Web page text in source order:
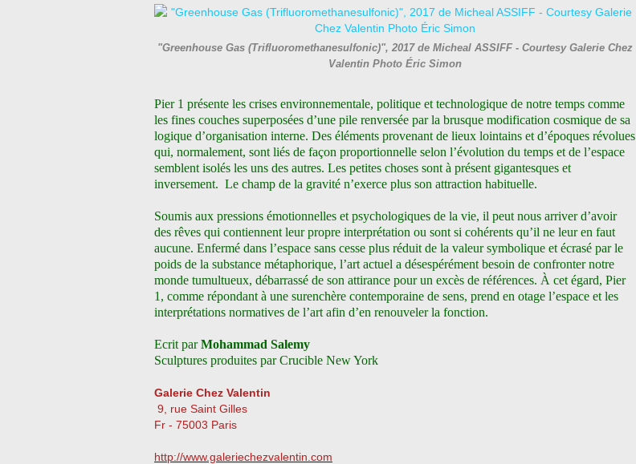
"Greenhouse Gas (Trifluoromethanesulfonic)", 2017 de Micheal ASSIFF - Courtesy Galerie Chez
Valentin Photo Éric Simon
Pier 1 présente les crises environnementale, politique et technologique de notre temps comme
les fines couches superposées d’une pile renversée par la brusque modification cosmique de sa
logique d’organisation interne. Des éléments provenant de lieux lointains et d’époques révolues
qui, normalement, sont liés de façon proportionnelle selon l’évolution du temps et de l’espace
semblent isolés les uns des autres. Les petites choses sont à présent gigantesques et
inversement. Le champ de la gravité n’exerce plus son attraction habituelle.
Soumis aux pressions émotionnelles et psychologiques de la vie, il peut nous arriver d’avoir
des rêves qui contiennent leur propre interprétation ou sont si cohérents qu’il ne leur en faut
aucune. Enfermé dans l’espace sans cesse plus réduit de la valeur symbolique et écrasé par le
poids de la substance métaphorique, l’art actuel a désespérément besoin de confronter notre
monde tumultueux, débarrassé de son attirance pour un excès de références. À cet égard, Pier
1, comme répondant à une surenchère contemporaine de sens, prend en otage l’espace et les
interprétations normatives de l’art afin d’en renouveler la fonction.
Ecrit parMohammad Salemy
Sculptures produites par Crucible New York
Galerie Chez Valentin
9, rue Saint Gilles
Fr - 75003 Paris
http://www.galeriechezvalentin.com